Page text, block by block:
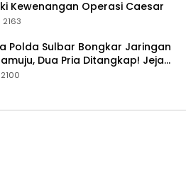
Kewenangan Operasi Caesar
2163
Polda Sulbar Bongkar Jaringan
Dua Pria Ditangkap! Jejak
2100